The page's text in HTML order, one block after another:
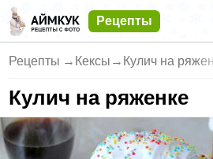
Рецепты
Рецепты → Кексы → Кулич на
Кулич на ряженке